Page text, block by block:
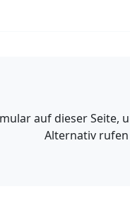
auf dieser Seite,
Alternativ